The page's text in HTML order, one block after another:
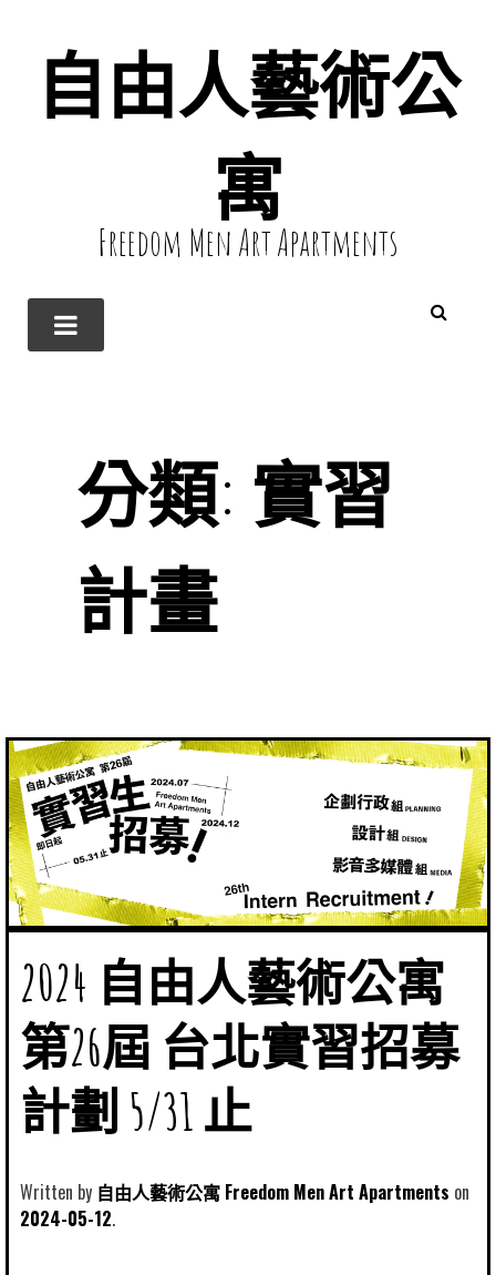
自由人藝術公
寓
Freedom Men Art Apartments
分類: 實習
計畫
2024 自由人藝術公寓
第26屆 台北實習招募
計劃 5/31 止
Written by 自由人藝術公寓 Freedom Men Art Apartments
2024-05-12